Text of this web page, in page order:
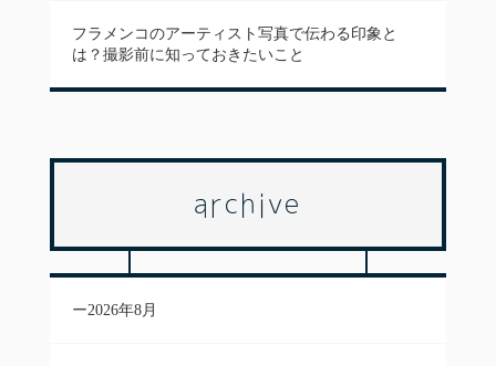
フラメンコのアーティスト写真で伝わる印象と
は？撮影前に知っておきたいこと
archive
2026年8月